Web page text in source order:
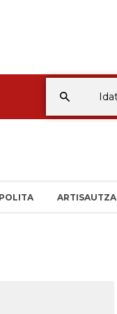
ARTISAUTZA